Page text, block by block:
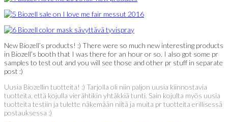
New Biozell’s products! :) There were so much new interesting products
in Biozell’s booth that I was there for an hour or so. I also got some pr
samples to test out and you will see those and other pr stuff in separate
post :)
Uusia Biozellin tuotteita! :) Tarjolla oli niin paljon uusia kiinnostavia
tuotteita, että kojulla vierähtikin yhtäkkiä tunti. Sain kojulta myös uusia
tuotteita testiin ja tulette näkemään niitä ja muita pr tuotteita erillisessä
postauksessa :)